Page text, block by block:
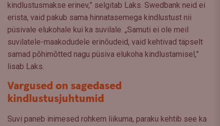
kindlustusmakse erinev,” selgitab Laks. Swedbank neid ei
erista, vaid pakub sama hinnatasemega kindlustust nii
püsivale elukohale kui ka suvilale. „Samuti ei ole meil
suvilatele-maakodudele erinõudeid, vaid kehtivad täpselt
samad põhimõtted nagu püsiva elukoha kindlustamisel,”
lisab Laks.
Vargused on sagedased
kindlustusjuhtumid
Suvi paneb inimesed rohkem liikuma, paraku kehtib see ka